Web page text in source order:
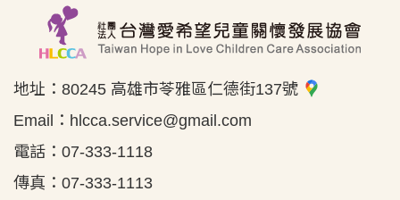
地址： 80245 高雄市苓雅區仁德街137號
Email： hlcca.service@gmail.com
電話： 07-333-1118
傳真： 07-333-1113